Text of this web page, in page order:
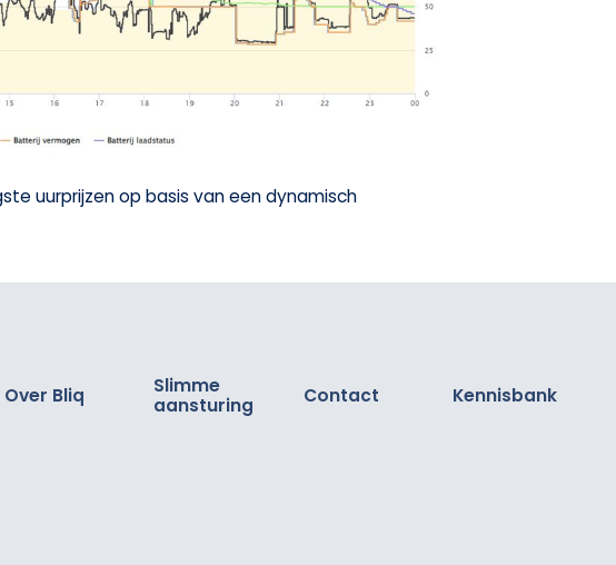
uurprijzen op basis van een dynamisch
Over Bliq
Slimme
aansturing
Contact Kennisbank